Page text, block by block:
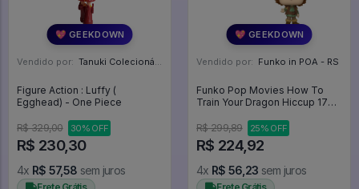
💖 GEEKDOWN
Vendido por: Tanuki Colecionáveis - SP
Figure Action : Luffy (
Egghead) - One Piece
R$ 329,00 30% OFF
R$ 230,30
4x R$ 57,58 sem juros
💖 GEEKDOWN
Vendido por: Funko in POA - RS
Funko Pop Movies How To
Train Your Dragon Hiccup 1790
R$ 299,89
25% OFF
R$ 224,92
4x R$ 56,23 sem juros